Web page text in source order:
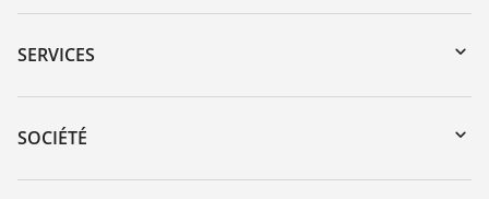
Téléchargements
Recherche par numéro de série
DTM Collection/PACTware
SERVICES
Retour d'appareil
Formations
SOCIÉTÉ
Carrière